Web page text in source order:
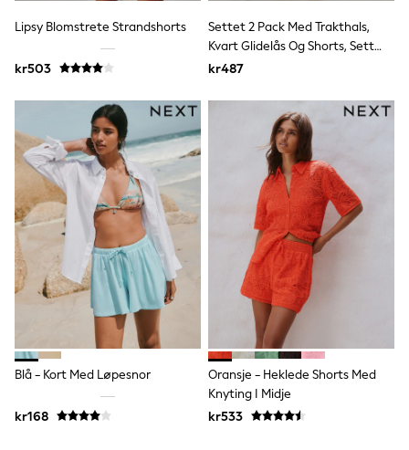
Tops & T-Shirts
Sun Safe Swimwear
Sun Hats & Caps
Communion
Wedding
Shirts
Trousers
Shoes
Suit Jackets
Suit Trousers
Waistcoats
Ties
Pyjamas & Underwear
Underwear
New In
Pyjamas
Robes
Socks
Blanket Hoodies
All Accessories
New In
Bags
Lipsy Blomstrete Strandshorts
kr503
Settet 2 Pack Med Trakthals,
Kvart Glidelås Og Shorts, Sett
Med
kr487
Blå - Kort Med Løpesnor
kr168
Oransje - Heklede Shorts Med
Knyting I Midje
kr533